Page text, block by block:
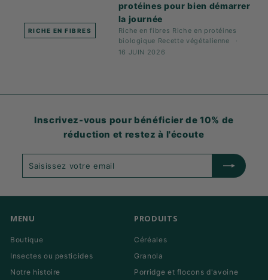
RICHE EN FIBRES
protéines pour bien démarrer
la journée
Riche en fibres Riche en protéines
biologique Recette végétalienne
16 JUIN 2026
Inscrivez-vous pour bénéficier de 10% de
réduction et restez à l'écoute
MENU
Boutique
Insectes ou pesticides
Notre histoire
PRODUITS
Céréales
Granola
Porridge et flocons d'avoine